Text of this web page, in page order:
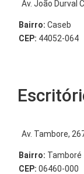
Av. João Durval
Bairro: Caseb
CEP: 44052-064
Av. Tambore,
Bairro: Tamboré
CEP: 06460-000